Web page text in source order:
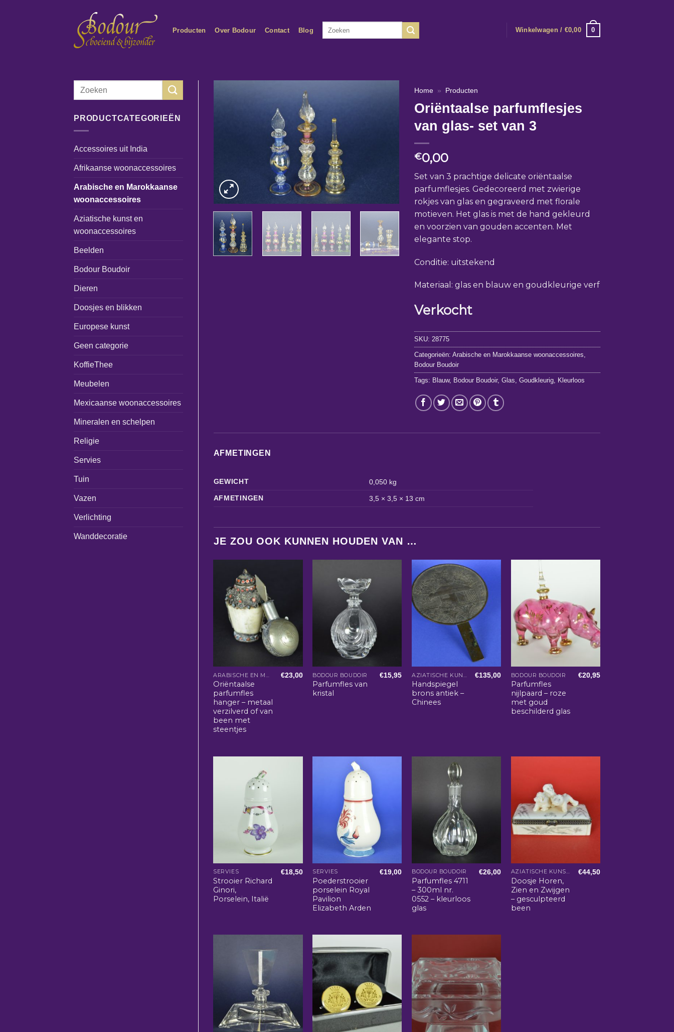
Producten Over Bodour Contact Blog Winkelwagen / €0,00 0
Zoeken
PRODUCTCATEGORIEËN
Accessoires uit India
Afrikaanse woonaccessoires
Arabische en Marokkaanse
woonaccessoires
Aziatische kunst en
woonaccessoires
Beelden
Bodour Boudoir
Dieren
Doosjes en blikken
Europese kunst
Geen categorie
KoffieThee
Meubelen
Mexicaanse woonaccessoires
Mineralen en schelpen
Religie
Servies
Tuin
Vazen
Verlichting
Wanddecoratie
Home » Producten
Oriëntaalse parfumflesjes
van glas- set van 3
€0,00
Set van 3 prachtige delicate oriëntaalse
parfumflesjes. Gedecoreerd met zwierige
rokjes van glas en gegraveerd met florale
motieven. Het glas is met de hand gekleurd
en voorzien van gouden accenten. Met
elegante stop.
Conditie: uitstekend
Materiaal: glas en blauw en goudkleurige verf
Verkocht
SKU: 28775
Categorieën:Arabische en Marokkaanse woonaccessoires
Bodour Boudoir
Tags: Blauw, Bodour Boudoir,Glas ,Goudkleurig Kleurloos
AFMETINGEN
GEWICHT
0,050 kg
AFMETINGEN
3,5 × 3,5 × 13 cm
JE ZOU OOK KUNNEN HOUDEN VAN …
Oriëntaalse
parfumfles
hanger – metaal
verzilverd of van
been met
steentjes
€23,00 BODOUR BOUDOIR
Parfumfles van
kristal
€15,95
Handspiegel
brons antiek –
Chinees
€135,00 BODOUR BOUDOIR
Parfumfles
nijlpaard – roze
met goud
beschilderd glas
€20,95
SERVIES
Strooier Richard
Ginori,
Porselein, Italië
€18,50 SERVIES
Poederstrooier
porselein Royal
Pavilion
Elizabeth Arden
€19,00 BODOUR BOUDOIR
Parfumfles 4711
– 300ml nr.
0552 – kleurloos
glas
€26,00 AZIATISCHE KUNST EN WOONACCESSOIRES
Doosje Horen,
Zien en Zwijgen
– gesculpteerd
been
€44,50